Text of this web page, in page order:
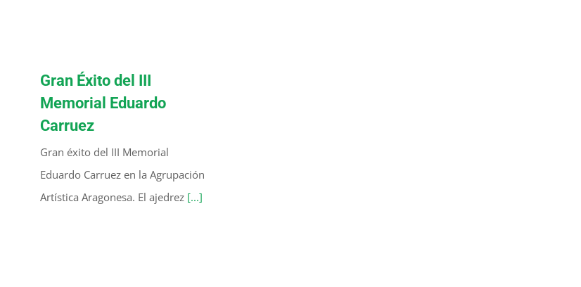
Gran Éxito del III
Memorial Eduardo
Carruez
Gran éxito del III Memorial
Eduardo Carruez en la Agrupación
Artística Aragonesa. El ajedrez [...]